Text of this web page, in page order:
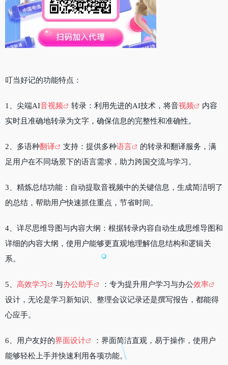
叮当好记的功能特点：
1、尖端AI音视频 转录：利用先进的AI技术，将音视频
内容
实时且准确地转录为文字，确保信息的完整性和准确性。
2、多语种翻译 支持：提供多种语言
的转录和翻译服务，满
足用户在不同场景下的语言需求，助力跨国交流与学习。
3、精炼总结功能：自动提取音视频中的关键信息，生成简洁明了
的总结，帮助用户快速抓住重点，节省时间。
4、详尽思维导图与内容大纲：根据转录内容自动生成思维导图和
详细的内容大纲，使用户能够更直观地理解信息结构和逻辑关
系。
5、 高效学习 与办公助手 ：专为提升用户学习与办公效率
设计，无论是学习新知识、整理会议记录还是撰写报告，都能得
心应手。
6、用户友好的界面设计
：界面简洁直观，易于操作，使用户
能够轻松上手并快速利用各项功能。